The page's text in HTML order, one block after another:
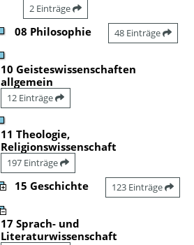
2 Einträge
08 Philosophie 48 Einträge
10 Geisteswissenschaften
allgemein
12 Einträge
11 Theologie,
Religionswissenschaft
197 Einträge
15 Geschichte 123 Einträge
17 Sprach- und
Literaturwissenschaft